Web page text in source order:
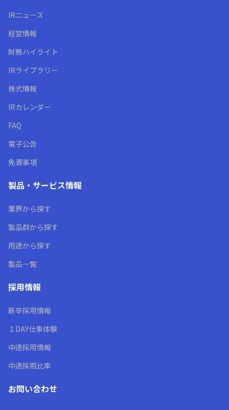
IRニュース
経営情報
財務ハイライト
IRライブラリー
株式情報
IRカレンダー
FAQ
電子公告
免責事項
製品・サービス情報
業界から探す
製品群から探す
用途から探す
製品一覧
採用情報
新卒採用情報
１DAY仕事体験
中途採用情報
中途採用比率
お問い合わせ